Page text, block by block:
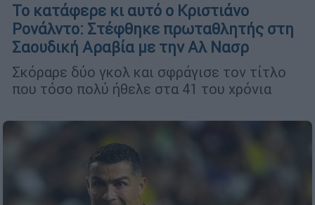
Το κατάφερε κι αυτό ο Κριστιάνο
Ρονάλντο: Στέφθηκε πρωταθλητής στη
Σαουδική Αραβία με την Αλ Νασρ
Σκόραρε δύο γκολ και σφράγισε τον τίτλο
που τόσο πολύ ήθελε στα 41 του χρόνια